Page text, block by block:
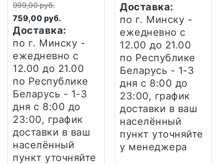
(черный/медный)
999,00 руб.
759,00 руб.
Доставка:
по г. Минску -
ежедневно с
12.00 до 21.00
по Республике
Беларусь - 1-3
дня с 8:00 до
23:00, график
доставки в ваш
населённый
пункт уточняйте
Доставка:
по г. Минску -
ежедневно с
12.00 до 21.00
по Республике
Беларусь - 1-3
дня с 8:00 до
23:00, график
доставки в ваш
населённый
пункт уточняйте
у менеджера